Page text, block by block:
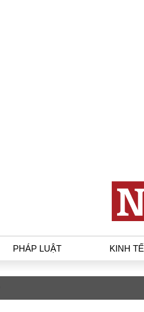
PHÁP LUẬT KINH TẾ